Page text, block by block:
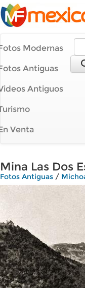
Modernas
Antiguas
Antiguos
Venta
Mina Las Dos
Fotos Antiguas /